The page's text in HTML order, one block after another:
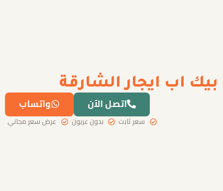
بيك اب ايجار الشارقة
واتساب اتصل الآن
عرض سعر مجاني بدون عربون سعر ثابت